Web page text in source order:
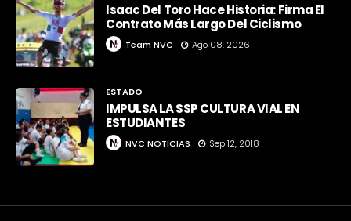
Isaac Del Toro Hace Historia: Firma El
Contrato Más Largo Del Ciclismo
Team NVC Ago 08, 2026
ESTADO
IMPULSA LA SSP CULTURA VIAL EN
ESTUDIANTES
NVC NOTICIAS Sep 12, 2018